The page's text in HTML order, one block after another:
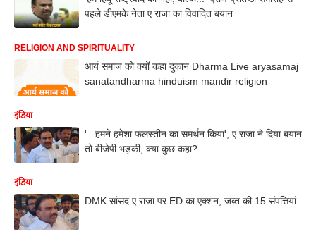
पहले डीएमके नेता ए राजा का विवादित बयान
RELIGION AND SPIRITUALITY
आर्य समाज को क्यों कहा दुकान Dharma Live aryasamaj
sanatandharma hinduism mandir religion
इंडिया
'...हमने हमेशा फलस्तीन का समर्थन किया', ए राजा ने दिया बयान
तो बीजेपी भड़की, क्या कुछ कहा?
इंडिया
DMK सांसद ए राजा पर ED का एक्शन, जब्त की 15 संपत्तियां